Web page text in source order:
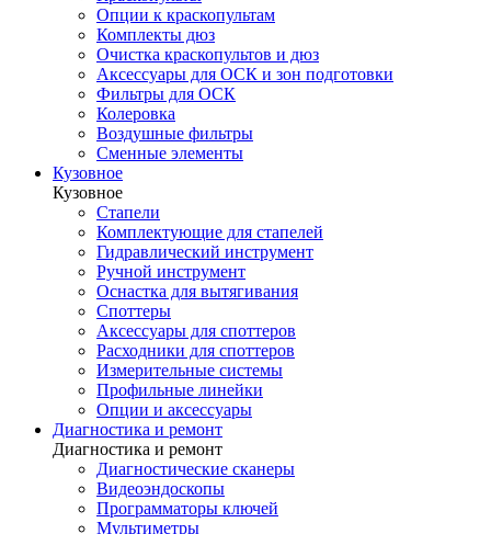
Опции к краскопультам
Комплекты дюз
Очистка краскопультов и дюз
Аксессуары для ОСК и зон подготовки
Фильтры для ОСК
Колеровка
Воздушные фильтры
Сменные элементы
Кузовное
Кузовное
Стапели
Комплектующие для стапелей
Гидравлический инструмент
Ручной инструмент
Оснастка для вытягивания
Споттеры
Аксессуары для споттеров
Расходники для споттеров
Измерительные системы
Профильные линейки
Опции и аксессуары
Диагностика и ремонт
Диагностика и ремонт
Диагностические сканеры
Видеоэндоскопы
Программаторы ключей
Мультиметры